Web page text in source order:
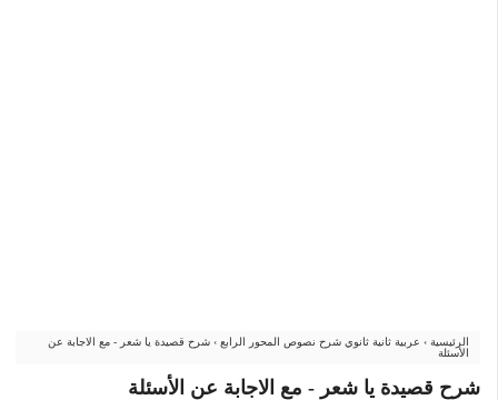
الرئيسية › عربية ثانية ثانوي شرح نصوص المحور الرابع › شرح قصيدة يا شعر - مع الاجابة عن
الأسئلة
شرح قصيدة يا شعر - مع الاجابة عن الأسئلة